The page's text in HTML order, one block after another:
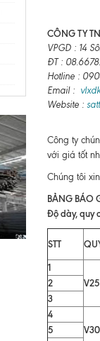
CÔNG TY
VPGD : 14
ĐT :
Hotline :
Email :
Website :
Công ty
với giá tốt
Chúng tôi
BẢNG BÁO
Độ dày, quy
STT
1
2
3
4
5